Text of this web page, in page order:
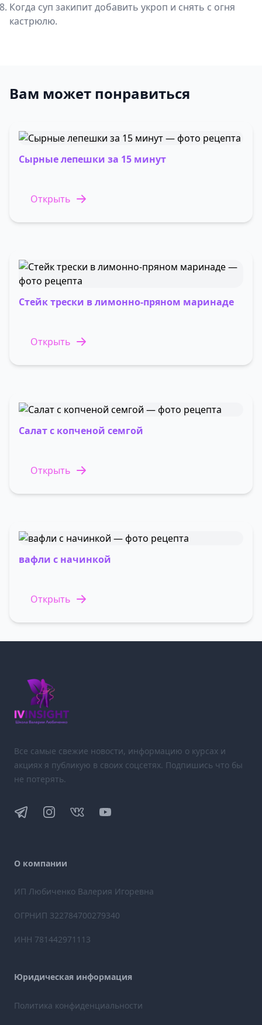
Когда суп закипит добавить укроп и снять с огня
кастрюлю.
Вам может понравиться
Сырные лепешки за 15 минут
Открыть
Стейк трески в лимонно-пряном маринаде
Открыть
Салат с копченой семгой
Открыть
вафли с начинкой
Открыть
Все самые свежие новости, информацию о курсах и
акциях я публикую в своих соцсетях. Подпишись что бы
не потерять.
TelegramInstagram
VK YouTube
О компании
ИП Любиченко Валерия Игоревна
ОГРНИП 322784700279340
ИНН 781442971113
Юридическая информация
Политика конфиденциальности